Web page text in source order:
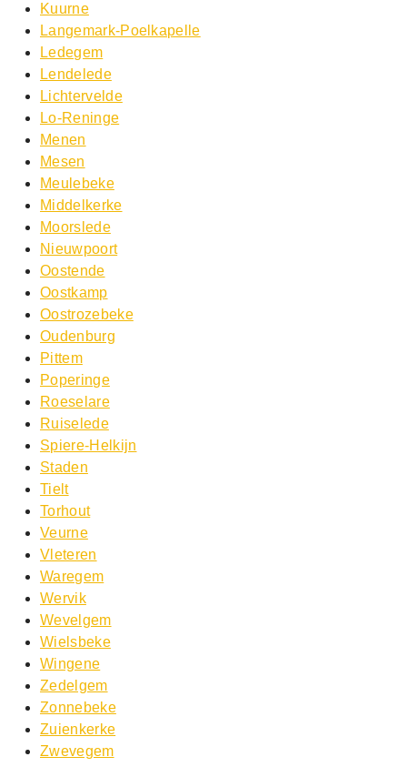
Kuurne
Langemark-Poelkapelle
Ledegem
Lendelede
Lichtervelde
Lo-Reninge
Menen
Mesen
Meulebeke
Middelkerke
Moorslede
Nieuwpoort
Oostende
Oostkamp
Oostrozebeke
Oudenburg
Pittem
Poperinge
Roeselare
Ruiselede
Spiere-Helkijn
Staden
Tielt
Torhout
Veurne
Vleteren
Waregem
Wervik
Wevelgem
Wielsbeke
Wingene
Zedelgem
Zonnebeke
Zuienkerke
Zwevegem